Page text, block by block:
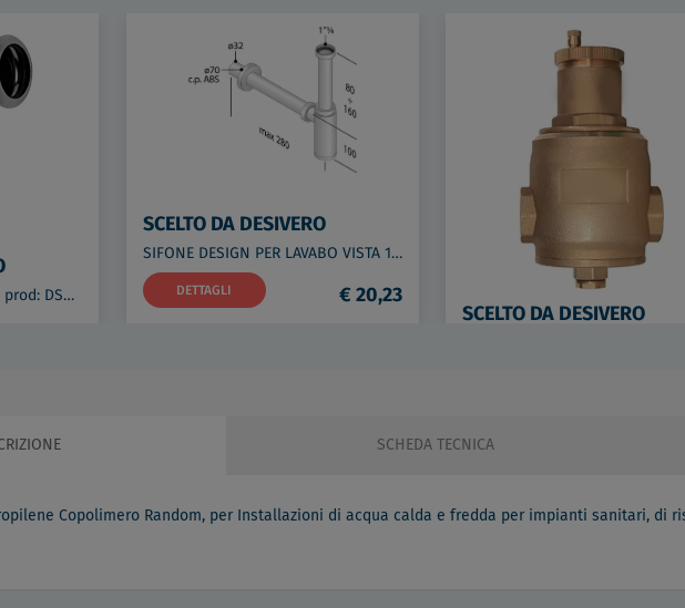
Curve 90' mf d. 88 codice prod: DSV08234
SCELTO DA DESIVERO
SIFONE DESIGN PER LAVABO VISTA 1"1/4 ABS/CRO codice prod: DSV20948
DETTAGLI € 20,23
SCELTO DA DESIVERO
SCHEDA TECNICA
Copolimero Random, per Installazioni di acqua calda e fredda per impianti sanitari, di